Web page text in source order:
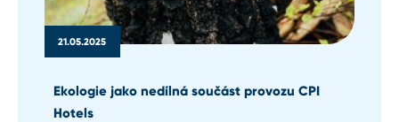
21.05.2025
Ekologie jako nedílná součást provozu CPI
Hotels